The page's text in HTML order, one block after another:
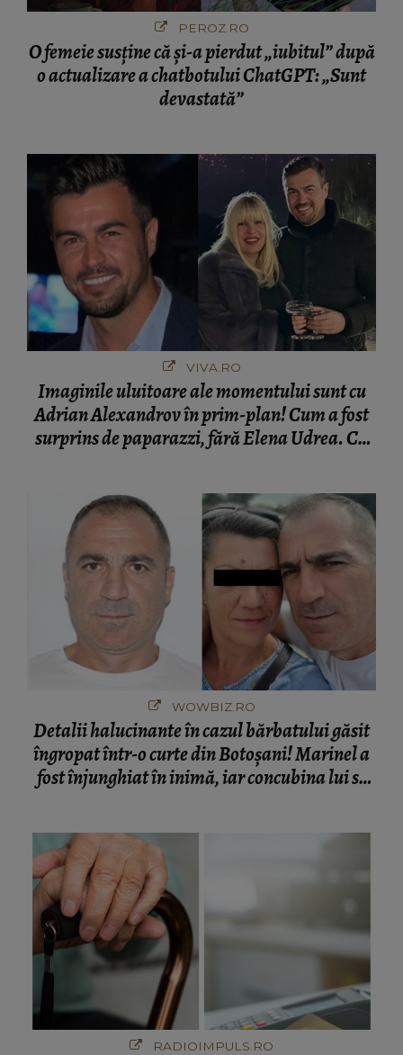
PEROZ.RO
O femeie susține că și-a pierdut „iubitul” după
o actualizare a chatbotului ChatGPT: „Sunt
devastată”
VIVA.RO
Imaginile uluitoare ale momentului sunt cu
Adrian Alexandrov în prim-plan! Cum a fost
surprins de paparazzi, fără Elena Udrea. Cu
WOWBIZ.RO
Detalii halucinante în cazul bărbatului găsit
îngropat într-o curte din Botoșani! Marinel a
fost înjunghiat în inimă, iar concubina lui se
RADIOIMPULS.RO